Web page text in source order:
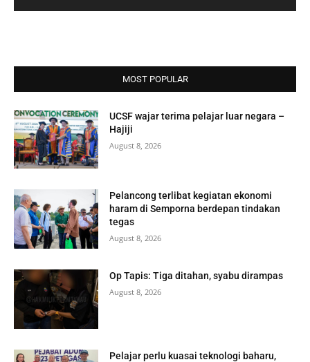
MOST POPULAR
UCSF wajar terima pelajar luar negara –
Hajiji
August 8, 2026
Pelancong terlibat kegiatan ekonomi
haram di Semporna berdepan tindakan
tegas
August 8, 2026
Op Tapis: Tiga ditahan, syabu dirampas
August 8, 2026
Pelajar perlu kuasai teknologi baharu,